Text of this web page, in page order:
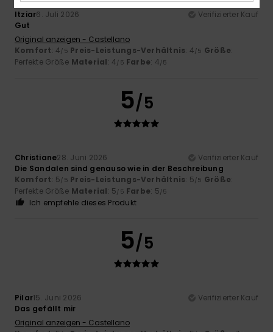
Itziar6. Juli 2026
Verifizierter Kauf
Gut
Original anzeigen - Castellano
Komfort: 4/5 Preis-Leistungs-Verhältnis: 4/5 Größe:
Perfekte Größe Material: 4/5 Farbe: 4/5
5/5
Christiane28. Juni 2026
Verifizierter Kauf
Die Sandalen sind genauso wie in der Beschreibung
Komfort: 5/5 Preis-Leistungs-Verhältnis: 5/5 Größe:
Perfekte Größe Material: 5/5 Farbe: 5/5
Ich empfehle dieses Produkt
5/5
Pilar15. Juni 2026
Verifizierter Kauf
Das gefällt mir
Original anzeigen - Castellano